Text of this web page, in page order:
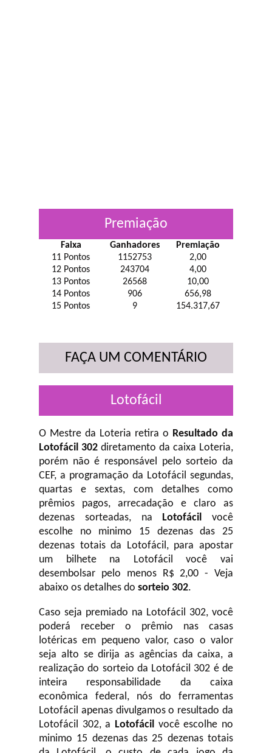
Premiação
Faixa Ganhadores
Premiação
11 Pontos
1152753
2,00
12 Pontos
243704
4,00
13 Pontos
26568
10,00
14 Pontos
906
656,98
15 Pontos
9 154.317,67
FAÇA UM COMENTÁRIO
Lotofácil
O Mestre da Loteria retira o Resultado da
Lotofácil 302 diretamento da caixa Loteria,
porém não é responsável pelo sorteio da
CEF, a programação da Lotofácil segundas,
quartas e sextas, com detalhes como
prêmios pagos, arrecadação e claro as
dezenas sorteadas, na Lotofácil você
escolhe no minimo 15 dezenas das 25
dezenas totais da Lotofácil, para apostar
um bilhete na Lotofácil você vai
desembolsar pelo menos R$ 2,00 - Veja
abaixo os detalhes do sorteio 302.
Caso seja premiado na Lotofácil 302, você
poderá receber o prêmio nas casas
lotéricas em pequeno valor, caso o valor
seja alto se dirija as agências da caixa, a
realização do sorteio da Lotofácil 302 é de
inteira responsabilidade da caixa
econômica federal, nós do ferramentas
Lotofácil apenas divulgamos o resultado da
Lotofácil 302, a Lotofácil você escolhe no
minimo 15 dezenas das 25 dezenas totais